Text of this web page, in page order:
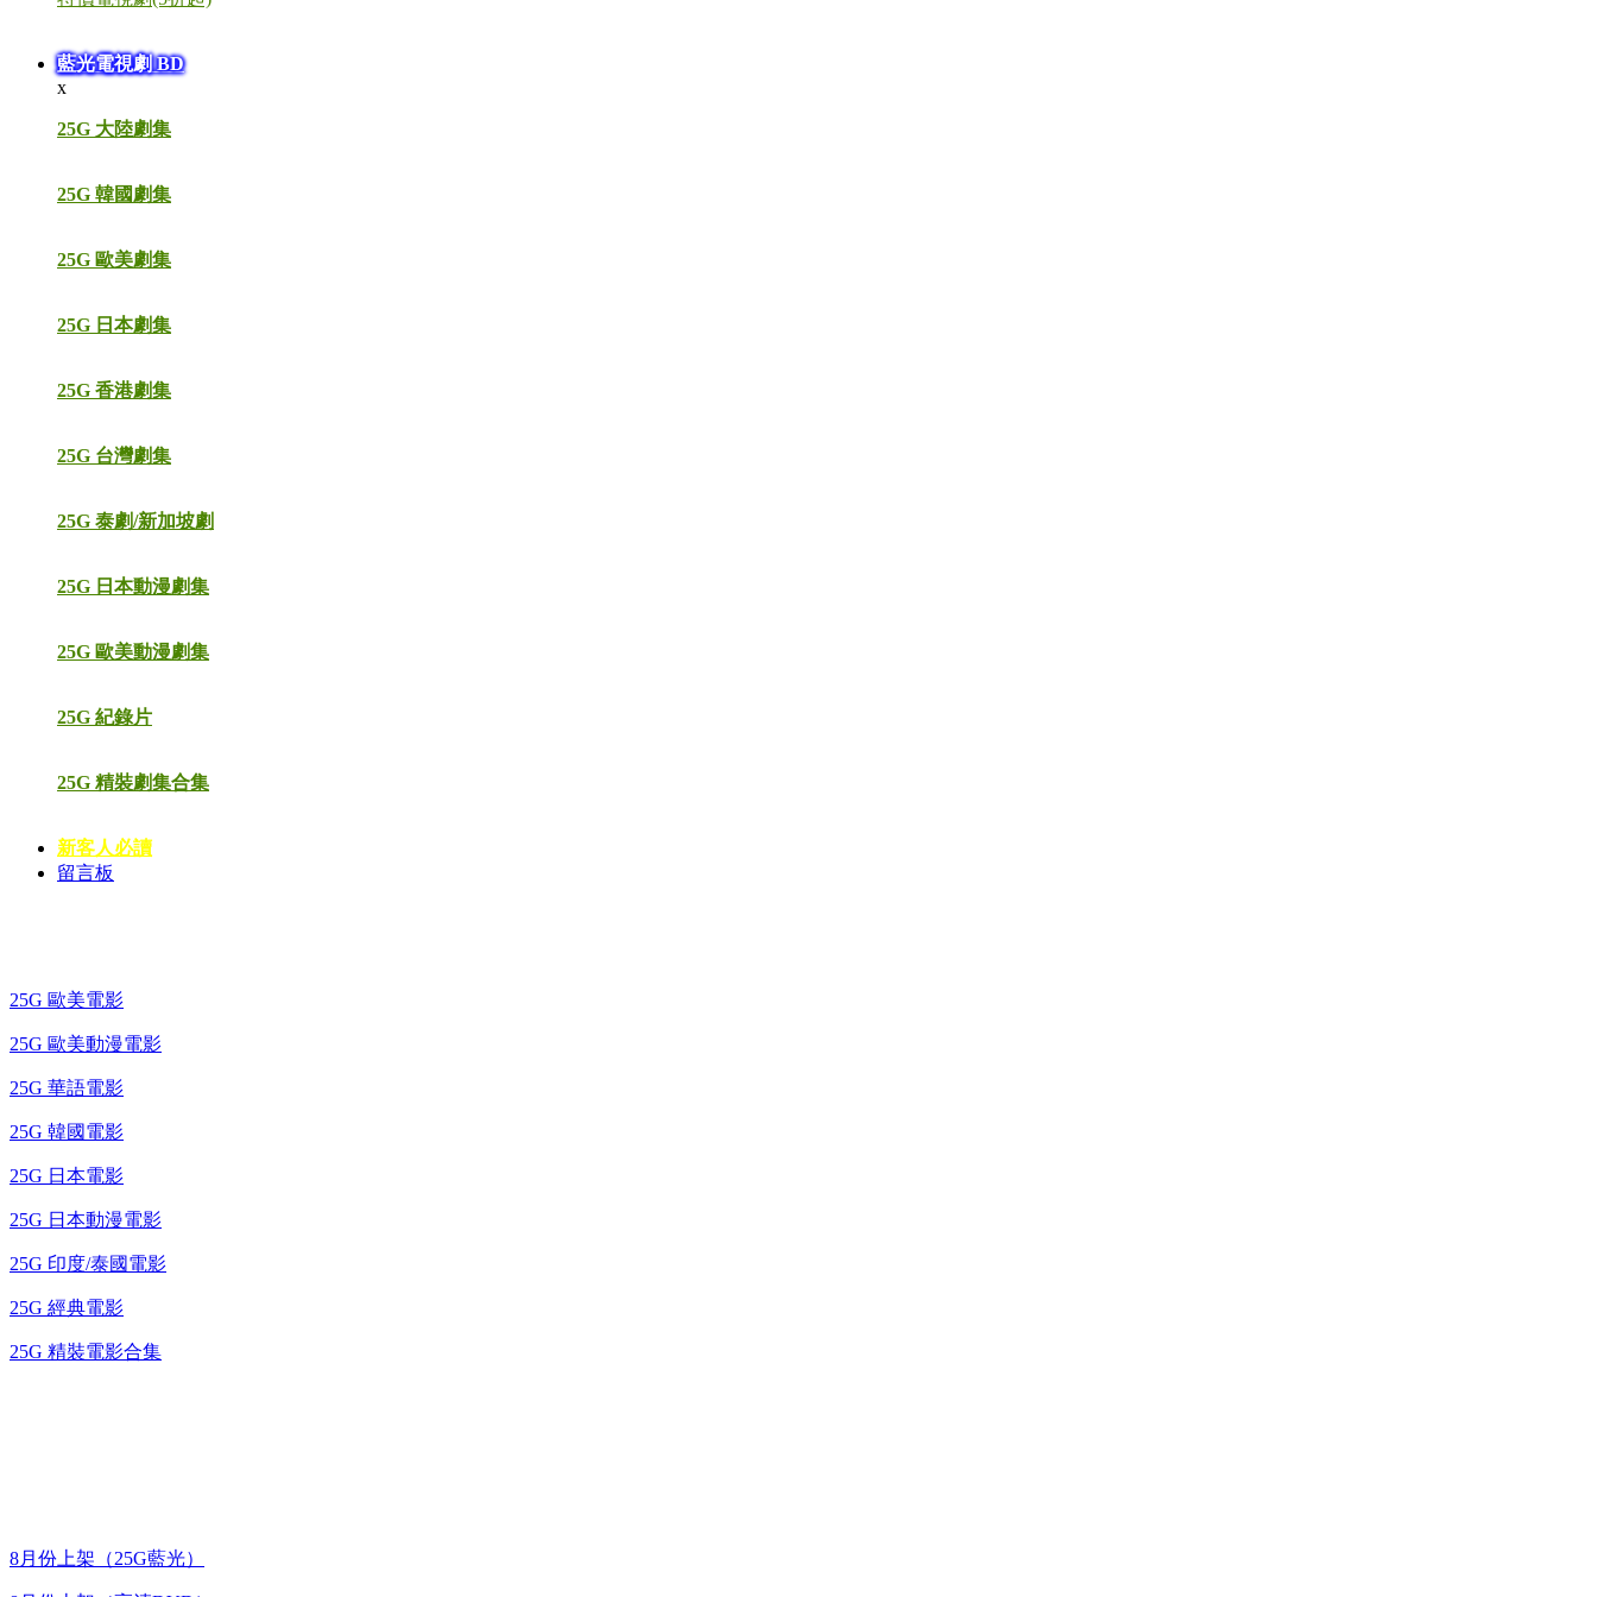
藍光電視劇 BD
x
25G 大陸劇集
25G 韓國劇集
25G 歐美劇集
25G 日本劇集
25G 香港劇集
25G 台灣劇集
25G 泰劇/新加坡劇
25G 日本動漫劇集
25G 歐美動漫劇集
25G 紀錄片
25G 精裝劇集合集
新客人必讀
留言板
25G 歐美電影
25G 歐美動漫電影
25G 華語電影
25G 韓國電影
25G 日本電影
25G 日本動漫電影
25G 印度/泰國電影
25G 經典電影
25G 精裝電影合集
8月份上架（25G藍光）